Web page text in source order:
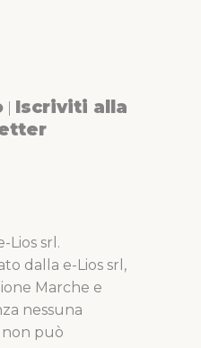
Iscriviti alla
Lios srl.
dalla e-Lios srl,
Marche e
nessuna
può